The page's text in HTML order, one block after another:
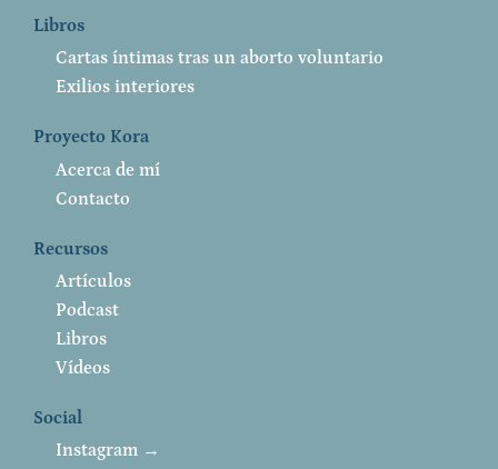
Libros
Cartas íntimas tras un aborto voluntario
Exilios interiores
Proyecto Kora
Acerca de mí
Contacto
Recursos
Artículos
Podcast
Libros
Vídeos
Social
Instagram →